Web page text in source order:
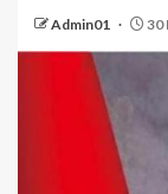
Admin01 30